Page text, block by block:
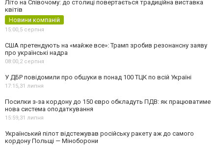
Літо на Співочому: до столиці повертається традиційна виставка
квітів
Новини компаній
15:00,5 серпня
США претендують на «майже все»: Трамп зробив резонансну заяву
про українські надра
08:00,2 серпня
У ДБР повідомили про обшуки в понад 100 ТЦК по всій Україні
17:15,31 липня
Посилки з-за кордону до 150 євро обкладуть ПДВ: як працюватиме
нова система оподаткування
15:59,31 липня
Український пілот відстежував російську ракету аж до самого
кордону Польщі — Міноборони